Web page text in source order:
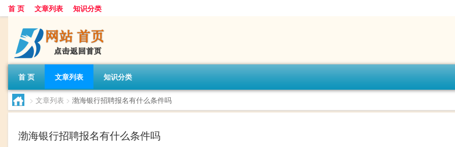
首 页 文章列表 知识分类
首 页 文章列表 知识分类
> 文章列表 > 渤海银行招聘报名有什么条件吗
渤海银行招聘报名有什么条件吗